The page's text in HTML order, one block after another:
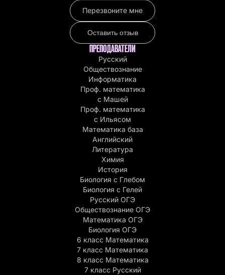
Перезвоните мне
Оставить отзыв
ПРЕПОДАВАТЕЛИ
Русский
Обществознание
Информатика
Проф. математика
с Машей
Проф. математика
c Ильясом
Математика база
Английский
Литература
Химия
История
Биология с Глебом
Биология с Гелей
Русский ОГЭ
Обществознание ОГЭ
Математика ОГЭ
Биология ОГЭ
6 класс Математика
7 класс Математика
8 класс Математика
7 класс Русский